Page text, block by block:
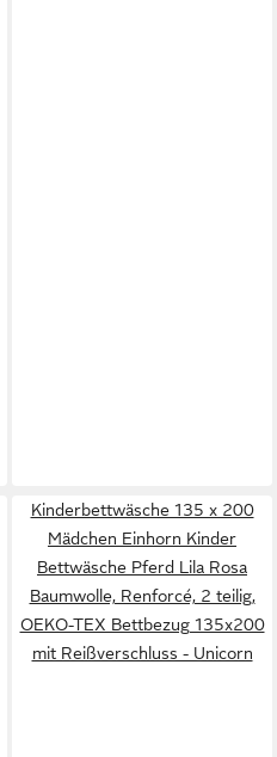
Kinderbettwäsche 135 x 200
Mädchen Einhorn Kinder
Bettwäsche Pferd Lila Rosa
Baumwolle, Renforcé, 2 teilig,
OEKO-TEX Bettbezug 135x200
mit Reißverschluss - Unicorn